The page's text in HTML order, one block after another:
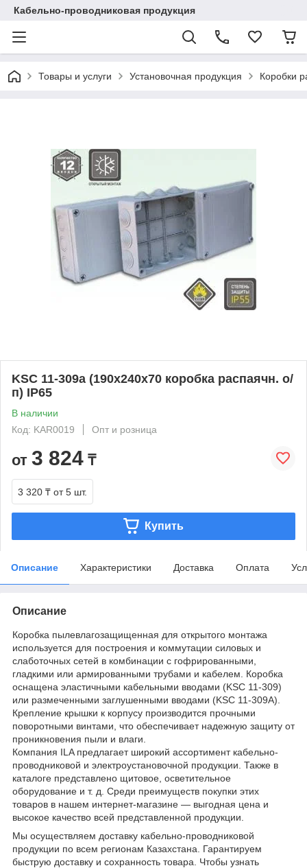
Кабельно-проводниковая продукция
Товары и услуги Установочная продукция Коробки
KSC 11-309а (190х240x70 коробка распаячн. о/
п) IP65
В наличии
Код: KAR0019
Опт и розница
от 3 824 ₸
3 320 ₸ от 5 шт.
Купить
Описание Характеристики Доставка Оплата
Описание
Коробка пылевлагозащищенная для открытого монтажа
используется для построения и коммутации силовых и
слаботочных сетей в комбинации с гофрированными,
гладкими или армированными трубами и кабелем. Коробка
оснащена эластичными кабельными вводами (KSC 11-309)
или размеченными заглушенными вводами (KSC 11-309A).
Крепление крышки к корпусу производится прочными
поворотными винтами, что обеспечивает надежную защиту от
проникновения пыли и влаги.
Компания ILA предлагает широкий ассортимент кабельно-
проводниковой и электроустановочной продукции. Также в
каталоге представлено щитовое, осветительное
оборудование и т. д. Среди преимуществ покупки этих
товаров в нашем интернет-магазине — выгодная цена и
высокое качество всей представленной продукции.
Мы осуществляем доставку кабельно-проводниковой
продукции по всем регионам Казахстана. Гарантируем
быструю доставку и сохранность товара. Чтобы узнать